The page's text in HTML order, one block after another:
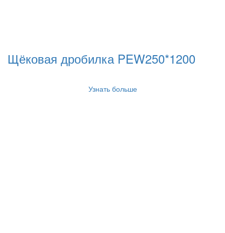
Щёковая дробилка PEW250*1200
Узнать больше